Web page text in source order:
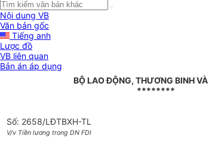
Nội dung VB
Văn bản gốc
Tiếng anh
Lược đồ
VB liên quan
Bản án áp dụng
BỘ LAO ĐỘNG, THƯƠNG BINH
********
Số: 2658/LĐTBXH-TL
V/v Tiền lương trong DN FDI